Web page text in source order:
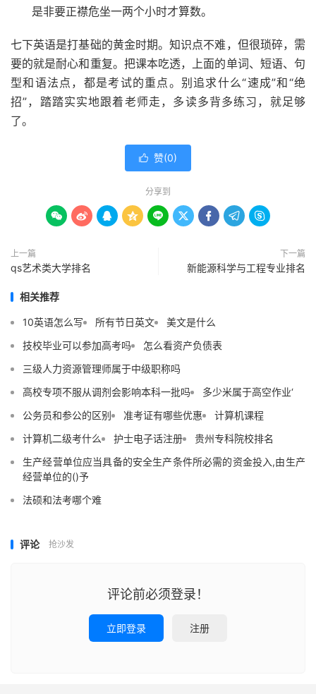
是非要正襟危坐一两个小时才算数。
七下英语是打基础的黄金时期。知识点不难，但很琐碎，需
要的就是耐心和重复。把课本吃透，上面的单词、短语、句
型和语法点，都是考试的重点。别追求什么“速成”和“绝
招”，踏踏实实地跟着老师走，多读多背多练习，就足够
了。
 赞(0)
分享到
        
上一篇
qs艺术类大学排名
下一篇
新能源科学与工程专业排名
相关推荐
10英语怎么写 所有节日英文
美文是什么
技校毕业可以参加高考吗
怎么看资产负债表
三级人力资源管理师属于中级职称吗
高校专项不服从调剂会影响本科一批吗
多少米属于高空作业‘
公务员和参公的区别
准考证有哪些优惠
计算机课程
计算机二级考什么
护士电子话注册
贵州专科院校排名
生产经营单位应当具备的安全生产条件所必需的资金投入,由生产
经营单位的()予
法硕和法考哪个难
评论 抢沙发
评论前必须登录！
立即登录 注册